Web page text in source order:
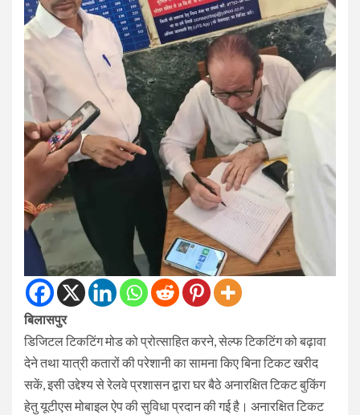
बिलासपुर
डिजिटल टिकटिंग मोड को प्रोत्साहित करने, सेल्फ टिकटिंग को बढ़ावा
देने तथा यात्री कतारों की परेशानी का सामना किए बिना टिकट खरीद
सकें, इसी उद्देश्य से रेलवे प्रशासन द्वारा घर बैठे अनारक्षित टिकट बुकिंग
हेतु यूटीएस मोबाइल ऐप की सुविधा प्रदान की गई है। अनारक्षित टिकट